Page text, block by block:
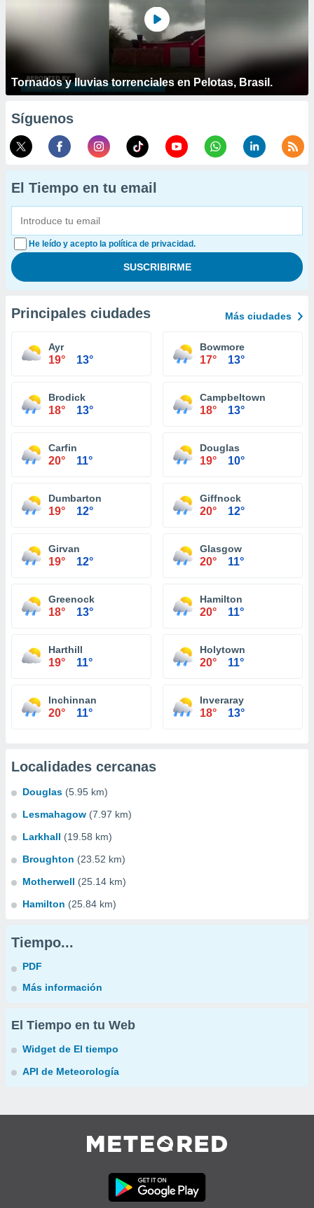
Tornados y lluvias torrenciales en Pelotas, Brasil.
Síguenos
El Tiempo en tu email
He leído y acepto la política de privacidad.
Principales ciudades Más ciudades
Ayr
19° 13°
Bowmore
17° 13°
Brodick
18° 13°
Campbeltown
18° 13°
Carfin
20° 11°
Douglas
19° 10°
Dumbarton
19° 12°
Giffnock
20° 12°
Girvan
19° 12°
Glasgow
20° 11°
Greenock
18° 13°
Hamilton
20° 11°
Harthill
19° 11°
Holytown
20° 11°
Inchinnan
20° 11°
Inveraray
18° 13°
Localidades cercanas
Douglas (5.95 km)
Lesmahagow (7.97 km)
Larkhall (19.58 km)
Broughton (23.52 km)
Motherwell (25.14 km)
Hamilton (25.84 km)
Tiempo...
PDF
Más información
El Tiempo en tu Web
Widget de El tiempo
API de Meteorología